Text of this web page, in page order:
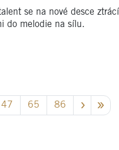
se na nové desce ztrácí
do melodie na sílu.
47 65 86